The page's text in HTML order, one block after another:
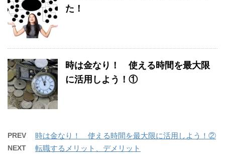
た！
時は金なり！ 使える時間を最大限
に活用しよう！①
PREV 時は金なり！ 使える時間を最大限に活用しよう！②
NEXT 転職するメリット、デメリット